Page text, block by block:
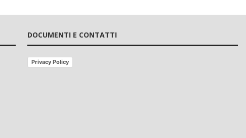
DOCUMENTI E CONTATTI
Privacy Policy